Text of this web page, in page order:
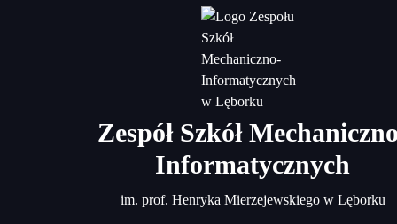
Zespół Szkół
Informatycznych
im. prof. Henryka Mierzejewskiego w Lęborku